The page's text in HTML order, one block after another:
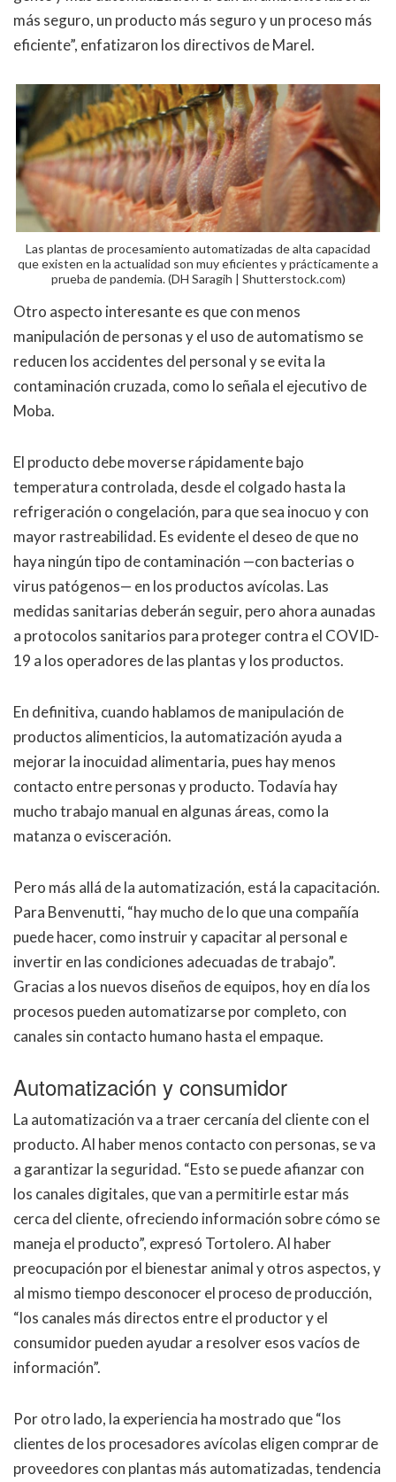
más seguro, un producto más seguro y un proceso más
eficiente”, enfatizaron los directivos de Marel.
Las plantas de procesamiento automatizadas de alta capacidad
que existen en la actualidad son muy eficientes y prácticamente a
prueba de pandemia. (DH Saragih | Shutterstock.com)
Otro aspecto interesante es que con menos
manipulación de personas y el uso de automatismo se
reducen los accidentes del personal y se evita la
contaminación cruzada, como lo señala el ejecutivo de
Moba.
El producto debe moverse rápidamente bajo
temperatura controlada, desde el colgado hasta la
refrigeración o congelación, para que sea inocuo y con
mayor rastreabilidad. Es evidente el deseo de que no
haya ningún tipo de contaminación —con bacterias o
virus patógenos— en los productos avícolas. Las
medidas sanitarias deberán seguir, pero ahora aunadas
a protocolos sanitarios para proteger contra el COVID-
19 a los operadores de las plantas y los productos.
En definitiva, cuando hablamos de manipulación de
productos alimenticios, la automatización ayuda a
mejorar la inocuidad alimentaria, pues hay menos
contacto entre personas y producto. Todavía hay
mucho trabajo manual en algunas áreas, como la
matanza o evisceración.
Pero más allá de la automatización, está la capacitación.
Para Benvenutti, “hay mucho de lo que una compañía
puede hacer, como instruir y capacitar al personal e
invertir en las condiciones adecuadas de trabajo”.
Gracias a los nuevos diseños de equipos, hoy en día los
procesos pueden automatizarse por completo, con
canales sin contacto humano hasta el empaque.
Automatización y consumidor
La automatización va a traer cercanía del cliente con el
producto. Al haber menos contacto con personas, se va
a garantizar la seguridad. “Esto se puede afianzar con
los canales digitales, que van a permitirle estar más
cerca del cliente, ofreciendo información sobre cómo se
maneja el producto”, expresó Tortolero. Al haber
preocupación por el bienestar animal y otros aspectos, y
al mismo tiempo desconocer el proceso de producción,
“los canales más directos entre el productor y el
consumidor pueden ayudar a resolver esos vacíos de
información”.
Por otro lado, la experiencia ha mostrado que “los
clientes de los procesadores avícolas eligen comprar de
proveedores con plantas más automatizadas, tendencia